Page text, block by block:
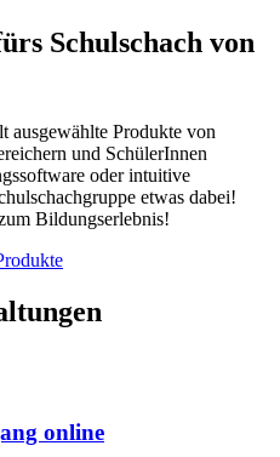
Schulschach von
ausgewählte Produkte von
und SchülerInnen
oder intuitive
etwas dabei!
Bildungserlebnis!
online